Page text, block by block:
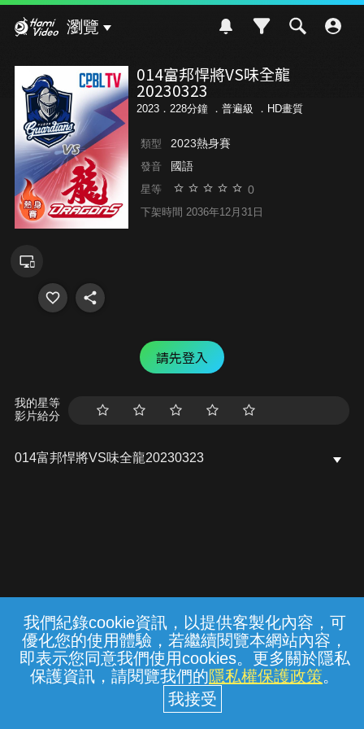
我們紀錄cookie資訊，以提供客製化內容，可
優化您的使用體驗，若繼續閱覽本網站內容，
即表示您同意我們使用cookies。更多關於隱私
保護資訊，請閱覽我們的隱私權保護政策。
瀏覽
014富邦悍將VS味全龍
20230323
2023．228分鐘 ． 普遍級 ．HD畫質
類型 2023熱身賽
發音 國語
星等 0
下架時間 2036年12月31日
請先登入
我的星等
影片給分
014富邦悍將VS味全龍20230323
常見問題 線上客服 服務條款 隱私權保護
中華電信股份有限公司個人家庭分公司
(統一編號：96979949) © 2026
{{notifyMsg}}